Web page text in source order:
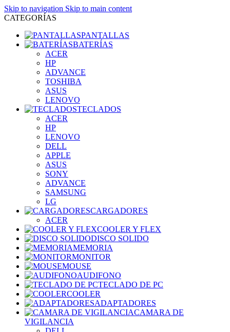
Skip to navigation Skip to main content
CATEGORÍAS
PANTALLAS
BATERÍAS
ACER
HP
ADVANCE
TOSHIBA
ASUS
LENOVO
TECLADOS
ACER
HP
LENOVO
DELL
APPLE
ASUS
SONY
ADVANCE
SAMSUNG
LG
CARGADORES
ACER
COOLER Y FLEX
DISCO SOLIDO
MEMORIA
MONITOR
MOUSE
AUDIFONO
TECLADO DE PC
COOLER
ADAPTADORES
CAMARA DE
VIGILANCIA